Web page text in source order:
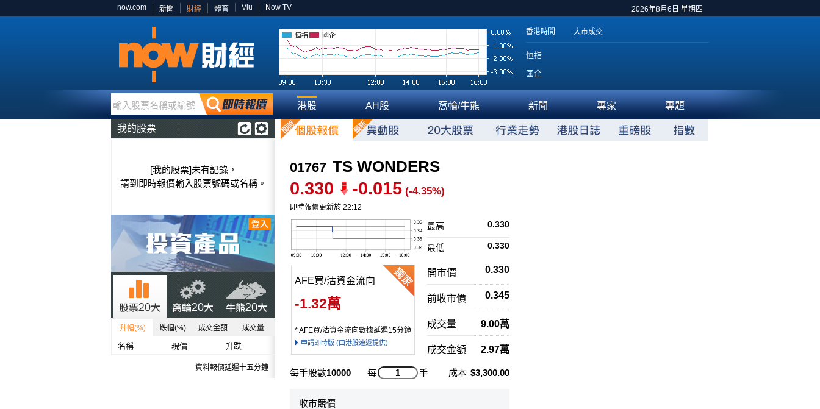
2026年8月6日 星期四
now.com 新聞 財經 體育 Viu Now TV
恒指 國企 香港時間 大市成交
恒指
國企
輸入股票名稱或編號 港股 AH股 窩輪/牛熊 新聞 專家 專題
我的股票
[我的股票]未有記錄，
請到即時報價輸入股票號碼或名稱。
升幅(%) 跌幅(%) 成交金額 成交量
名稱 現價 升跌
資料報價延遲十五分鐘
01767 TS WONDERS
0.330 -0.015 (-4.35%)
即時報價更新於 22:12
0.330
最高
0.330
最低
AFE買/沽資金流向
-1.32萬
* AFE買/沽資金流向數據延遲15分鐘
申請即時版 (由港股速遞提供)
開市價 0.330
前收市價 0.345
成交量 9.00萬
成交金額 2.97萬
每手股數10000 每 手 成本 $3,300.00
收市競價